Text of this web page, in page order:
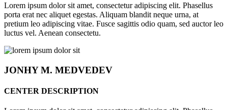
Lorem ipsum dolor sit amet, consectetur adipiscing elit. Phasellus
porta erat nec aliquet egestas. Aliquam blandit neque urna, at
pretium leo adipiscing vitae. Fusce sagittis odio quam, sed auctor leo
luctus vel. Aenean consectetu.
JONHYM. MEDVEDEV
CENTER DESCRIPTION